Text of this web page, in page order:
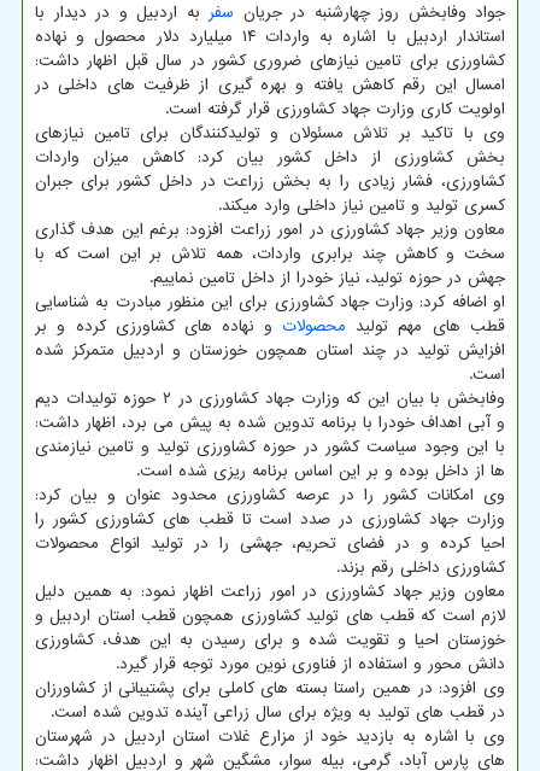
جواد وفابخش روز چهارشنبه در جریان سفر به اردبیل و در دیدار با
استاندار اردبیل با اشاره به واردات ۱۴ میلیارد دلار محصول و نهاده
کشاورزی برای تامین نیازهای ضروری کشور در سال قبل اظهار داشت:
امسال این رقم کاهش یافته و بهره گیری از ظرفیت های داخلی در
اولویت کاری وزارت جهاد کشاورزی قرار گرفته است.
وی با تاکید بر تلاش مسئولان و تولیدکنندگان برای تامین نیازهای
بخش کشاورزی از داخل کشور بیان کرد: کاهش میزان واردات
کشاورزی، فشار زیادی را به بخش زراعت در داخل کشور برای جبران
کسری تولید و تامین نیاز داخلی وارد میکند.
معاون وزیر جهاد کشاورزی در امور زراعت افزود: برغم این هدف گذاری
سخت و کاهش چند برابری واردات، همه تلاش بر این است که با
جهش در حوزه تولید، نیاز خودرا از داخل تامین نماییم.
او اضافه کرد: وزارت جهاد کشاورزی برای این منظور مبادرت به شناسایی
قطب های مهم تولید محصولات و نهاده های کشاورزی کرده و بر
افزایش تولید در چند استان همچون خوزستان و اردبیل متمرکز شده
است.
وفابخش با بیان این که وزارت جهاد کشاورزی در ۲ حوزه تولیدات دیم
و آبی اهداف خودرا با برنامه تدوین شده به پیش می برد، اظهار داشت:
با این وجود سیاست کشور در حوزه کشاورزی تولید و تامین نیازمندی
ها از داخل بوده و بر این اساس برنامه ریزی شده است.
وی امکانات کشور را در عرصه کشاورزی محدود عنوان و بیان کرد:
وزارت جهاد کشاورزی در صدد است تا قطب های کشاورزی کشور را
احیا کرده و در فضای تحریم، جهشی را در تولید انواع محصولات
کشاورزی داخلی رقم بزند.
معاون وزیر جهاد کشاورزی در امور زراعت اظهار نمود: به همین دلیل
لازم است که قطب های تولید کشاورزی همچون قطب استان اردبیل و
خوزستان احیا و تقویت شده و برای رسیدن به این هدف، کشاورزی
دانش محور و استفاده از فناوری نوین مورد توجه قرار گیرد.
وی افزود: در همین راستا بسته های کاملی برای پشتیبانی از کشاورزان
در قطب های تولید به ویژه برای سال زراعی آینده تدوین شده است.
وی با اشاره به بازدید خود از مزارع غلات استان اردبیل در شهرستان
های پارس آباد، گرمی، بیله سوار، مشگین شهر و اردبیل اظهار داشت: